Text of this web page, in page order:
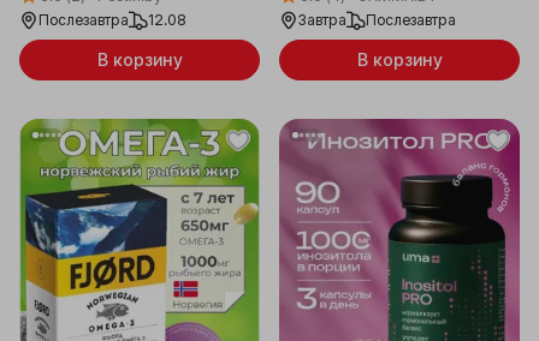
Послезавтра
12.08
В корзину
Завтра
Послезавтра
В корзину